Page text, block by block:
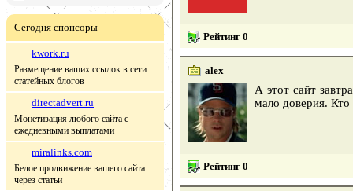
Сегодня спонсоры
kwork.ru
Размещение ваших ссылок в сети
статейных блогов
directadvert.ru
Монетизация любого сайта с
ежедневными выплатами
miralinks.com
Белое продвижение вашего сайта
через статьи
Рейтинг 0
alex
А этот сайт
мало доверия.
Рейтинг 0